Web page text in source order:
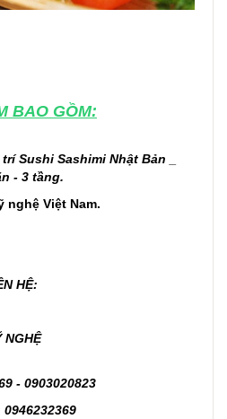
BAO GỒM:
Sushi Sashimi Nhật Bản _
- 3 tầng.
nghệ Việt Nam.
HỆ:
NGHỆ
- 0903020823